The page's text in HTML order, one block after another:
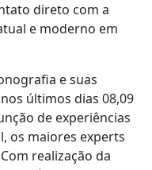
direto com a
e moderno em
e suas
últimos dias 08,09
de experiências
os maiores experts
realização da